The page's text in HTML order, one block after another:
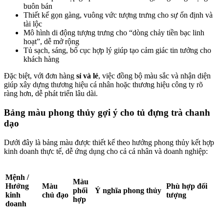
buôn bán
Thiết kế gọn gàng, vuông vức tượng trưng cho sự ổn định và
tài lộc
Mô hình di động tượng trưng cho “dòng chảy tiền bạc linh
hoạt”, dễ mở rộng
Tủ sạch, sáng, bố cục hợp lý giúp tạo cảm giác tin tưởng cho
khách hàng
Đặc biệt, với đơn hàng sỉ và lẻ, việc đồng bộ màu sắc và nhận diện
giúp xây dựng thương hiệu cá nhân hoặc thương hiệu công ty rõ
ràng hơn, dễ phát triển lâu dài.
Bảng màu phong thủy gợi ý cho tủ đựng trà chanh
dạo
Dưới đây là bảng màu được thiết kế theo hướng phong thủy kết hợp
kinh doanh thực tế, dễ ứng dụng cho cả cá nhân và doanh nghiệp:
Mệnh /
Hướng
kinh
doanh
Màu
chủ đạo
Màu
phối
hợp
Ý nghĩa phong thủy
Phù hợp đối
tượng